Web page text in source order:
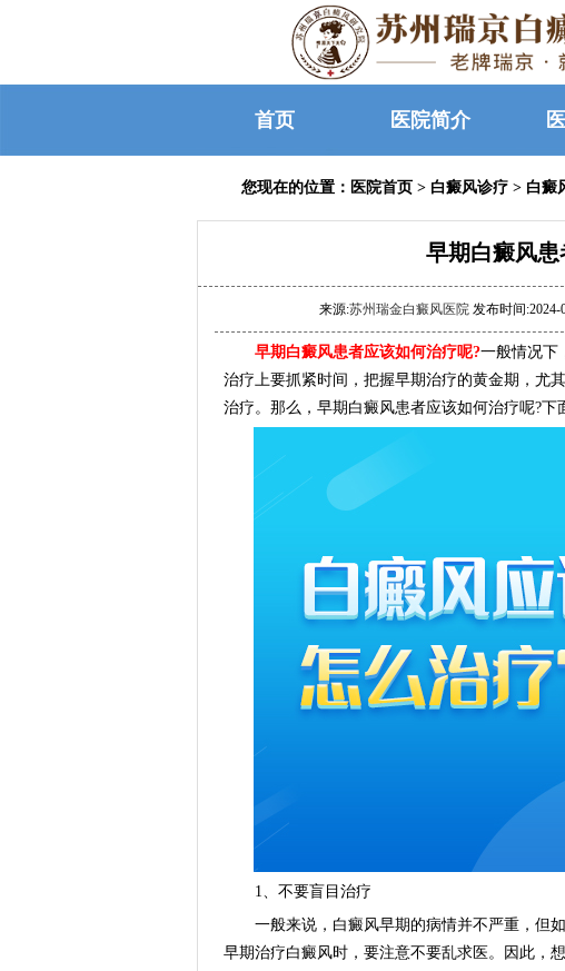
首页 医院简介
您现在的位置： 医院首页 > 白癜风诊疗 > 白癜
早期白癜风
来源:苏州瑞金白癜风医院 发布时间:2024-
早期白癜风患者应该如何治疗呢?一般情况下
治疗上要抓紧时间，把握早期治疗的黄金期，尤
治疗。那么，早期白癜风患者应该如何治疗呢?下
1、不要盲目治疗
一般来说，白癜风早期的病情并不严重，但如
早期治疗白癜风时，要注意不要乱求医。因此，